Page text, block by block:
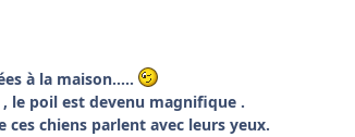
à la maison.....
, le poil est devenu magnifique .
chiens parlent avec leurs yeux.